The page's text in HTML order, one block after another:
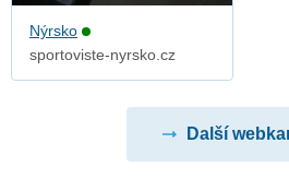
Nýrsko
sportoviste-nyrsko.cz
Další